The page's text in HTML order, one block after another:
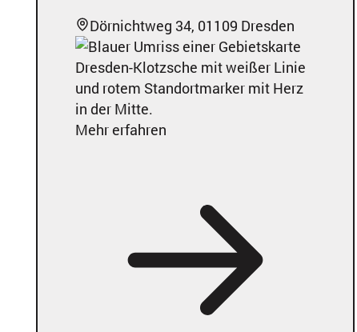
Dörnichtweg 34, 01109 Dresden
Mehr erfahren